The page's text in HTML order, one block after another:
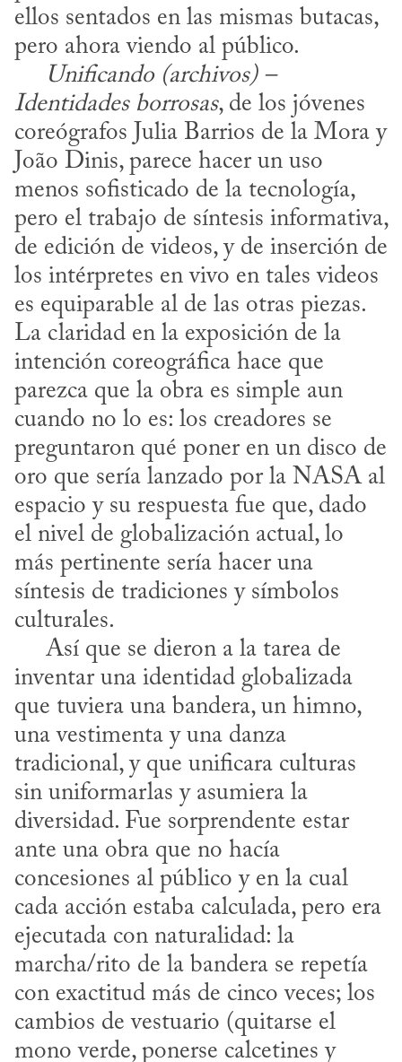
ellos sentados en las mismas butacas,
pero ahora viendo al público.
Unificando (archivos) –
Identidades borrosas, de los jóvenes
coreógrafos Julia Barrios de la Mora y
João Dinis, parece hacer un uso
menos sofisticado de la tecnología,
pero el trabajo de síntesis informativa,
de edición de videos, y de inserción de
los intérpretes en vivo en tales videos
es equiparable al de las otras piezas.
La claridad en la exposición de la
intención coreográfica hace que
parezca que la obra es simple aun
cuando no lo es: los creadores se
preguntaron qué poner en un disco de
oro que sería lanzado por la NASA al
espacio y su respuesta fue que, dado
el nivel de globalización actual, lo
más pertinente sería hacer una
síntesis de tradiciones y símbolos
culturales.
inventar una identidad globalizada
que tuviera una bandera, un himno,
una vestimenta y una danza
tradicional, y que unificara culturas
sin uniformarlas y asumiera la
diversidad. Fue sorprendente estar
ante una obra que no hacía
concesiones al público y en la cual
cada acción estaba calculada, pero era
ejecutada con naturalidad: la
marcha/rito de la bandera se repetía
con exactitud más de cinco veces; los
cambios de vestuario (quitarse el
mono verde, ponerse calcetines y